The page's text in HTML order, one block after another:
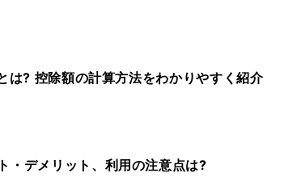
は? 控除額の計算方法をわかりやすく紹介
・デメリット、利用の注意点は?